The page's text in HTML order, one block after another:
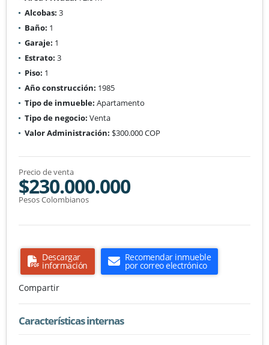
Alcobas: 3
Baño: 1
Garaje: 1
Estrato: 3
Piso: 1
Año construcción: 1985
Tipo de inmueble: Apartamento
Tipo de negocio: Venta
Valor Administración: $300.000 COP
Precio de venta
$230.000.000
Pesos Colombianos
Descargar
información
Recomendar inmueble
por correo electrónico
Compartir
Características internas